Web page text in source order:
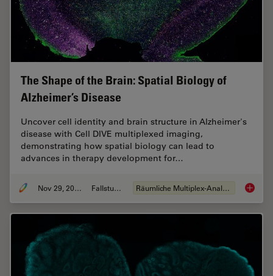
The Shape of the Brain: Spatial Biology of
Alzheimer’s Disease
Uncover cell identity and brain structure in Alzheimer's
disease with Cell DIVE multiplexed imaging,
demonstrating how spatial biology can lead to
advances in therapy development for…
Nov 29, 2023 Fallstudie Räumliche Multiplex-Analyse The